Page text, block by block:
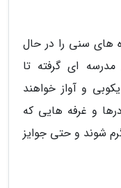
های سنی را در حال
ای گرفته تا
و آواز خواهند
و غرفه هایی که
شوند و حتی جوایز